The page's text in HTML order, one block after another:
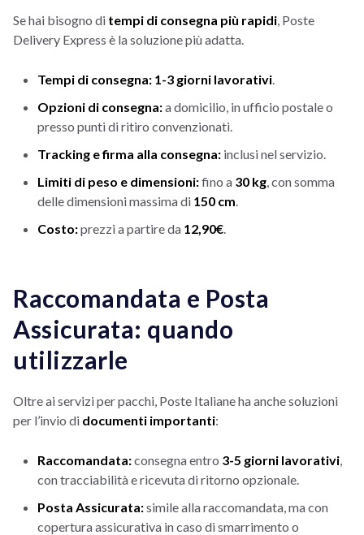
Se hai bisogno di tempi di consegna più rapidi , Poste
Delivery Express è la soluzione più adatta.
Tempi di consegna: 1-3 giorni lavorativi
Opzioni di consegna:a domicilio, in ufficio postale o
presso punti di ritiro convenzionati.
Tracking e firma alla consegna: inclusi nel servizio.
Limiti di peso e dimensioni:fino a 30 kg , con somma
delle dimensioni massima di 150 cm
Costo:prezzi a partire da 12,90€
Raccomandata e Posta
Assicurata: quando
utilizzarle
Oltre ai servizi per pacchi, Poste Italiane ha anche soluzioni
per l’invio di documenti importanti:
Raccomandata:consegna entro 3-5 giorni lavorativi
con tracciabilità e ricevuta di ritorno opzionale.
Posta Assicurata:simile alla raccomandata, ma con
copertura assicurativa in caso di smarrimento o